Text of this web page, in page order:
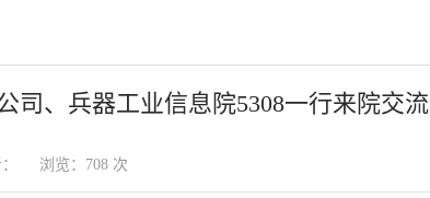
司、兵器工业信息院5308一行来院交流
： 浏览： 708 次